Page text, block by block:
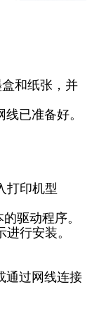
和纸张，并
已准备好。
打印机型
驱动程序。
行安装。
通过网线连接